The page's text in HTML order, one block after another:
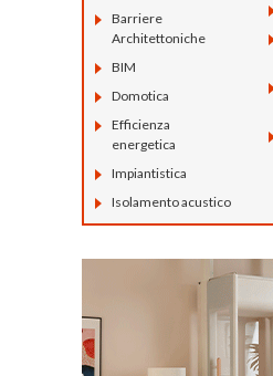
Barriere
Architettoniche
BIM
Domotica
Efficienza
energetica
Impiantistica
Isolamento acustico